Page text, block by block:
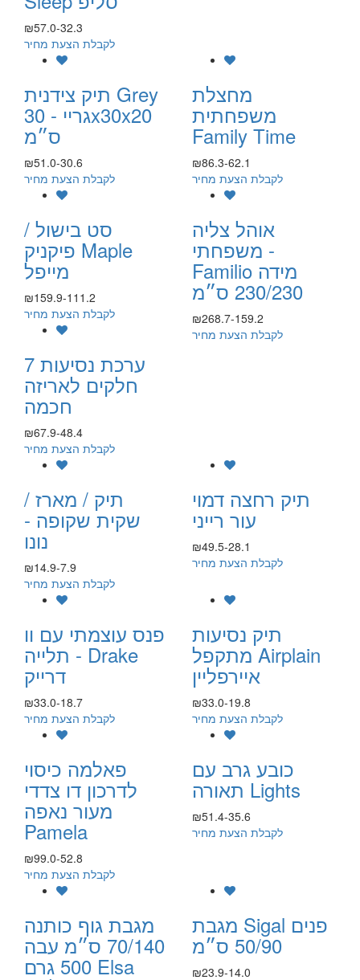
₪57.0-32.3
לקבלת הצעת מחיר
מחצלת
משפחתית
Family Time
₪86.3-62.1
לקבלת הצעת מחיר
תיק צידנית Grey
גריי - 30x30x20
ס״מ
₪51.0-30.6
לקבלת הצעת מחיר
אוהל צליה
משפחתי -
Familio מידה
230/230 ס״מ
₪268.7-159.2
לקבלת הצעת מחיר
סט בישול /
פיקניק Maple
מייפל
₪159.9-111.2
לקבלת הצעת מחיר
ערכת נסיעות 7
חלקים לאריזה
חכמה
₪67.9-48.4
לקבלת הצעת מחיר
תיק רחצה דמוי
עור רייני
₪49.5-28.1
לקבלת הצעת מחיר
תיק / מארז /
שקית שקופה -
נונו
₪14.9-7.9
לקבלת הצעת מחיר
תיק נסיעות
מתקפל Airplain
איירפליין
₪33.0-19.8
לקבלת הצעת מחיר
פנס עוצמתי עם וו
תלייה - Drake
דרייק
₪33.0-18.7
לקבלת הצעת מחיר
כובע גרב עם
תאורה Lights
₪51.4-35.6
לקבלת הצעת מחיר
פאלמה כיסוי
לדרכון דו צדדי
מעור נאפה
Pamela
₪99.0-52.8
לקבלת הצעת מחיר
מגבת Sigal פנים
50/90 ס״מ
₪23.9-14.0
מגבת גוף כותנה
70/140 ס״מ עבה
500 גרם Elsa